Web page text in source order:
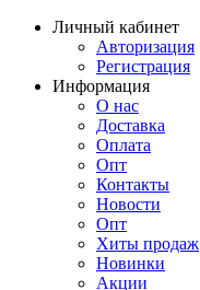
Личный кабинет
Авторизация
Регистрация
Информация
О нас
Доставка
Оплата
Опт
Контакты
Новости
Опт
Хиты продаж
Новинки
Акции